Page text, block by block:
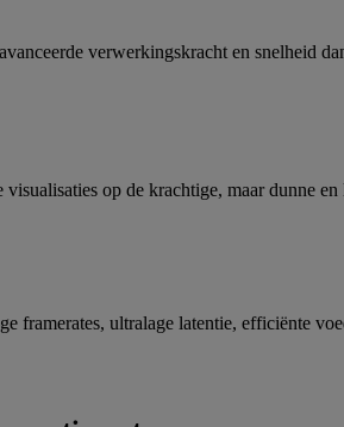
verwerkingskracht en snelheid
op de krachtige, maar dunne
framerates, ultralage latentie, efficiënte